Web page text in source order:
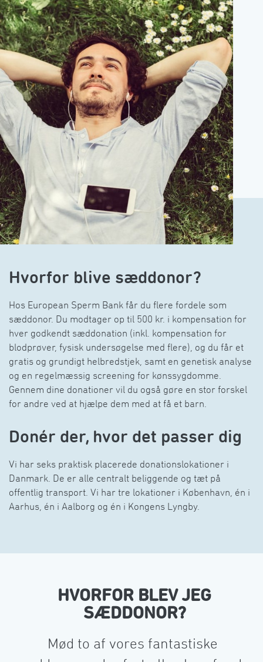
󠀰Hvorfor blive sæddonor?󠀲󠀡󠀣󠀳
󠀰Hos European Sperm Bank får du flere fordele som
sæddonor. Du modtager op til 500 kr. i kompensation for
hver godkendt sæddonation (inkl. kompensation for
blodprøver, fysisk undersøgelse med flere), og du får et
gratis og grundigt helbredstjek, samt en genetisk analyse
og en regelmæssig screening for kønssygdomme.
Gennem dine donationer vil du også gøre en stor forskel
for andre ved at hjælpe dem med at få et barn.󠀲󠀡󠀤󠀳
󠀰Donér der, hvor det passer dig󠀲󠀡󠀥󠀳
󠀰Vi har seks praktisk placerede donationslokationer i
Danmark. De er alle centralt beliggende og tæt på
offentlig transport. Vi har tre lokationer i København, én i
Aarhus, én i Aalborg og én i Kongens Lyngby.󠀲󠀡󠀦󠀳
󠀰HVORFOR BLEV JEG
SÆDDONOR?󠀲󠀡󠀧󠀳
󠀰Mød to af vores fantastiske